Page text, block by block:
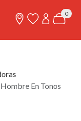
0
En Tonos